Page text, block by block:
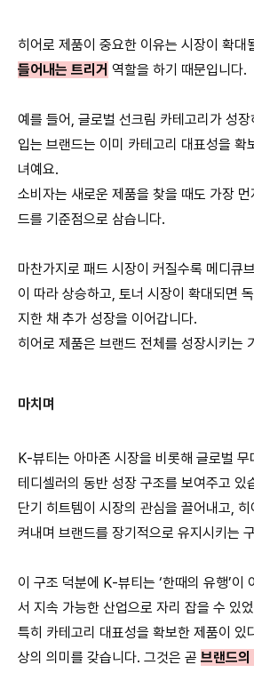
히어로 제품이 중요한 이유는 시장이 확대
들어내는 트리거 역할을 하기 때문입니다.
예를 들어, 글로벌 선크림 카테고리가 성
입는 브랜드는 이미 카테고리 대표성을 확
녀예요.
소비자는 새로운 제품을 찾을 때도 가장
드를 기준점으로 삼습니다.
마찬가지로 패드 시장이 커질수록 메디큐
이 따라 상승하고, 토너 시장이 확대되면
지한 채 추가 성장을 이어갑니다.
히어로 제품은 브랜드 전체를 성장시키는
마치며
K-뷰티는 아마존 시장을 비롯해 글로벌 무
테디셀러의 동반 성장 구조를 보여주고 있
단기 히트템이 시장의 관심을 끌어내고,
켜내며 브랜드를 장기적으로 유지시키는
이 구조 덕분에 K-뷰티는 ‘한때의 유행’이
서 지속 가능한 산업으로 자리 잡을 수 있
특히 카테고리 대표성을 확보한 제품이 있
상의 의미를 갖습니다. 그것은 곧 브랜드의